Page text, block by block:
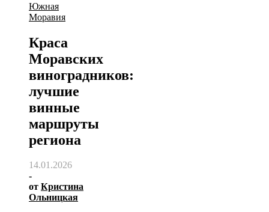
Южная
Моравия
Краса
Моравских
виноградников:
лучшие
винные
маршруты
региона
14.01.2026
-
от Кристина
Ольницкая